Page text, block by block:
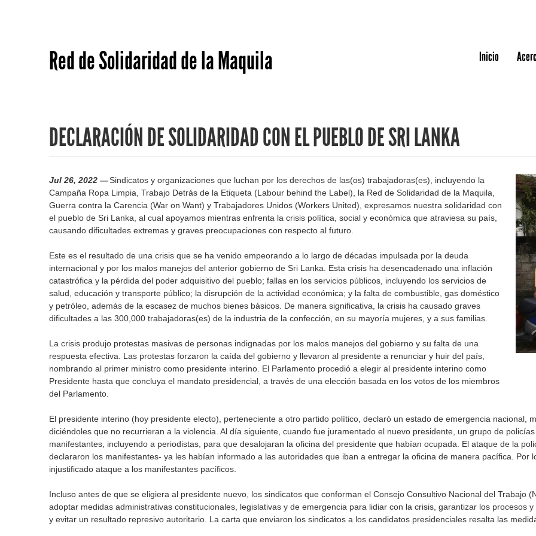
Red de Solidaridad de la Maquila Inicio
DECLARACIÓN DE SOLIDARIDAD CON EL PUEBLO DE SRI LANKA
Jul 26, 2022 —Sindicatos y organizaciones que luchan por los derechos de las(os) trabajadoras(es), incluyendo la
Campaña Ropa Limpia, Trabajo Detrás de la Etiqueta (Labour behind the Label), la Red de Solidaridad de la Maquila,
Guerra contra la Carencia (War on Want) y Trabajadores Unidos (Workers United), expresamos nuestra solidaridad con
el pueblo de Sri Lanka, al cual apoyamos mientras enfrenta la crisis política, social y económica que atraviesa su país,
causando dificultades extremas y graves preocupaciones con respecto al futuro.
Este es el resultado de una crisis que se ha venido empeorando a lo largo de décadas impulsada por la deuda
internacional y por los malos manejos del anterior gobierno de Sri Lanka. Esta crisis ha desencadenado una inflación
catastrófica y la pérdida del poder adquisitivo del pueblo; fallas en los servicios públicos, incluyendo los servicios de
salud, educación y transporte público; la disrupción de la actividad económica; y la falta de combustible, gas doméstico
y petróleo, además de la escasez de muchos bienes básicos. De manera significativa, la crisis ha causado graves
dificultades a las 300,000 trabajadoras(es) de la industria de la confección, en su mayoría mujeres, y a sus familias.
La crisis produjo protestas masivas de personas indignadas por los malos manejos del gobierno y su falta de una
respuesta efectiva. Las protestas forzaron la caída del gobierno y llevaron al presidente a renunciar y huir del país,
nombrando al primer ministro como presidente interino. El Parlamento procedió a elegir al presidente interino como
Presidente hasta que concluya el mandato presidencial, a través de una elección basada en los votos de los miembros
del Parlamento.
El presidente interino (hoy presidente electo), perteneciente a otro partido político, declaró un estado de emergencia nacional,
diciéndoles que no recurrieran a la violencia. Al día siguiente, cuando fue juramentado el nuevo presidente, un grupo de
manifestantes, incluyendo a periodistas, para que desalojaran la oficina del presidente que habían ocupada. El ataque de la
declararon los manifestantes- ya les habían informado a las autoridades que iban a entregar la oficina de manera pacífica. Por
injustificado ataque a los manifestantes pacíficos.
Incluso antes de que se eligiera al presidente nuevo, los sindicatos que conforman el Consejo Consultivo Nacional del Trabajo
adoptar medidas administrativas constitucionales, legislativas y de emergencia para lidiar con la crisis, garantizar los procesos
y evitar un resultado represivo autoritario. La carta que enviaron los sindicatos a los candidatos presidenciales resalta las